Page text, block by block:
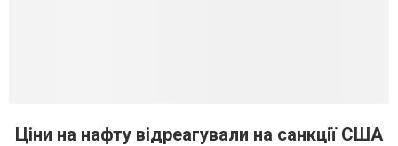
Ціни на нафту відреагували на санкції США